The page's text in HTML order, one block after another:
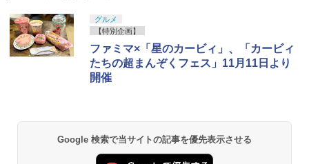
グルメ
【特別企画】
ファミマ×「星のカービィ」、「カービィ
たちの超まんぞくフェス」11月11日より
開催
Google 検索で当サイトの記事を優先表示させる